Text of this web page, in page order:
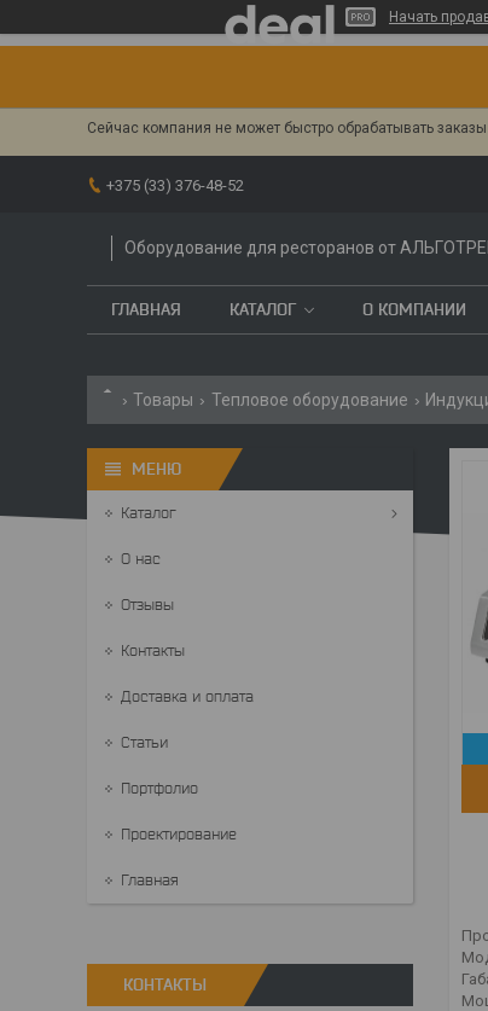
Начать
Сейчас компания не может быстро обрабатывать
+375 (33) 376-48-52
Оборудование для ресторанов от
ГЛАВНАЯ КАТАЛОГ О КОМПАНИИ
Товары Тепловое оборудование
Каталог
О нас
Отзывы
Контакты
Доставка и оплата
Статьи
Портфолио
Проектирование
Главная
КОНТАКТЫ